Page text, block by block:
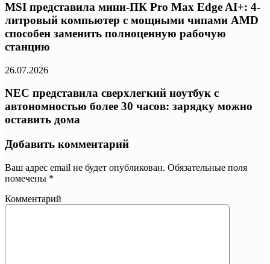
MSI представила мини-ПК Pro Max Edge AI+: 4-
литровый компьютер с мощными чипами AMD
способен заменить полноценную рабочую
станцию
26.07.2026
NEC представила сверхлегкий ноутбук с
автономностью более 30 часов: зарядку можно
оставить дома
Добавить комментарий
Ваш адрес email не будет опубликован. Обязательные поля
помечены *
Комментарий